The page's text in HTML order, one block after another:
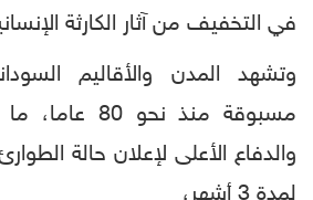
في التخفيف من آثار الكارثة
وتشهد المدن والأقاليم
مسبوقة منذ
والدفاع الأعلى لإعلان حالة
لمدة 3 أشهر،